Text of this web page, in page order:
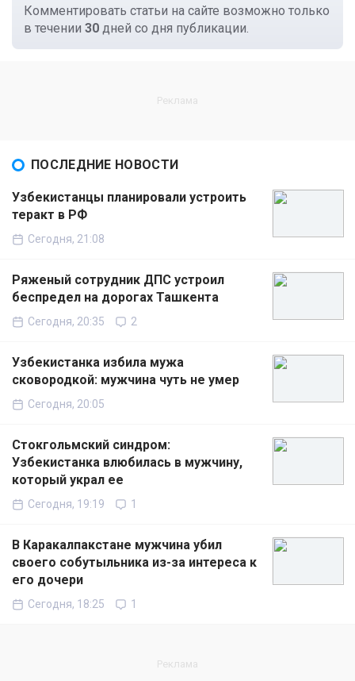
Комментировать статьи на сайте возможно только
в течении 30 дней со дня публикации.
ПОСЛЕДНИЕ НОВОСТИ
Узбекистанцы планировали устроить
теракт в РФ
Сегодня, 21:08
Ряженый сотрудник ДПС устроил
беспредел на дорогах Ташкента
Сегодня, 20:35 2
Узбекистанка избила мужа
сковородкой: мужчина чуть не умер
Сегодня, 20:05
Стокгольмский синдром:
Узбекистанка влюбилась в мужчину,
который украл ее
Сегодня, 19:19 1
В Каракалпакстане мужчина убил
своего собутыльника из-за интереса к
его дочери
Сегодня, 18:25 1